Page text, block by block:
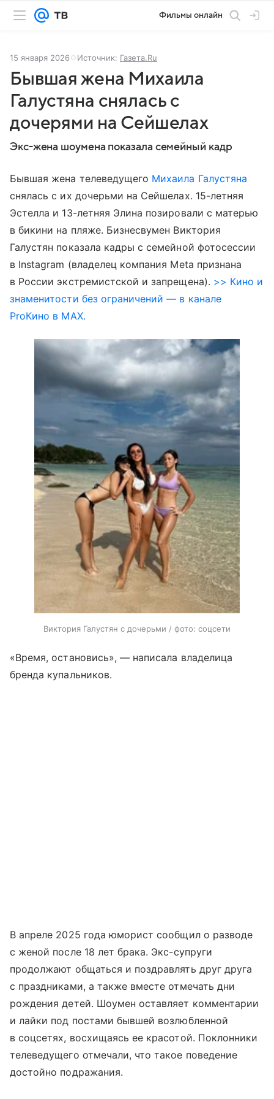
Фильмы онлайн
15 января 2026 Источник: Газета.Ru
Бывшая жена Михаила
Галустяна снялась с
дочерями на Сейшелах
Экс-жена шоумена показала семейный кадр
Бывшая жена телеведущего Михаила Галустяна
снялась с их дочерьми на Сейшелах. 15-летняя
Эстелла и 13-летняя Элина позировали с матерью
в бикини на пляже. Бизнесвумен Виктория
Галустян показала кадры с семейной фотосессии
в Instagram (владелец компания Meta признана
в России экстремистской и запрещена). >> Кино и
знаменитости без ограничений — в канале
ProКино в MAX.
Виктория Галустян с дочерьми / фото: соцсети
«Время, остановись», — написала владелица
бренда купальников.
В апреле 2025 года юморист сообщил о разводе
с женой после 18 лет брака. Экс-супруги
продолжают общаться и поздравлять друг друга
с праздниками, а также вместе отмечать дни
рождения детей. Шоумен оставляет комментарии
и лайки под постами бывшей возлюбленной
в соцсетях, восхищаясь ее красотой. Поклонники
телеведущего отмечали, что такое поведение
достойно подражания.